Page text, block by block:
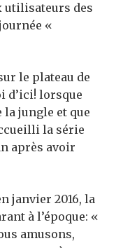
utilisateurs des
«
le plateau de
d’ici! lorsque
la jungle et que
la série
après avoir
janvier 2016, la
à l’époque: «
amusons,